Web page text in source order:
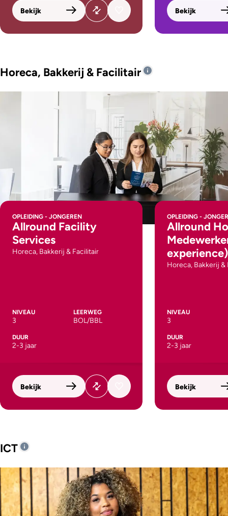
Bekijk Bekijk
Horeca, Bakkerij & Facilitair
OPLEIDING - JONGEREN
Allround Facility
Services
Horeca, Bakkerij & Facilitair
NIVEAU
3
LEERWEG
BOL/BBL
DUUR
2-3 jaar
Bekijk
OPLEIDING -
Allround
experience)
Horeca, Bakkerij &
NIVEAU
3
DUUR
2-3 jaar
Bekijk
ICT